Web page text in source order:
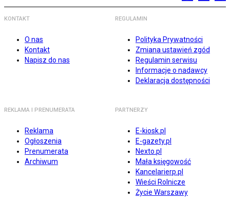
KONTAKT
O nas
Kontakt
Napisz do nas
REGULAMIN
Polityka Prywatności
Zmiana ustawień zgód
Regulamin serwisu
Informacje o nadawcy
Deklaracja dostępności
REKLAMA I PRENUMERATA
Reklama
Ogłoszenia
Prenumerata
Archiwum
PARTNERZY
E-kiosk.pl
E-gazety.pl
Nexto.pl
Mała księgowość
Kancelarierp.pl
Wieści Rolnicze
Życie Warszawy